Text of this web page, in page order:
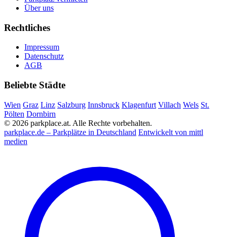
Über uns
Rechtliches
Impressum
Datenschutz
AGB
Beliebte Städte
Wien Graz Linz Salzburg Innsbruck Klagenfurt Villach Wels St.
Pölten Dornbirn
© 2026 parkplace.at. Alle Rechte vorbehalten.
parkplace.de – Parkplätze in Deutschland Entwickelt von mittl
medien